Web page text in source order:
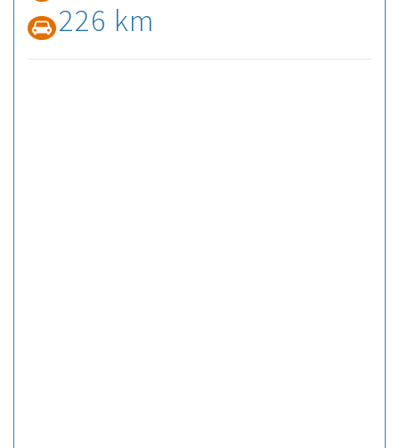
226 km